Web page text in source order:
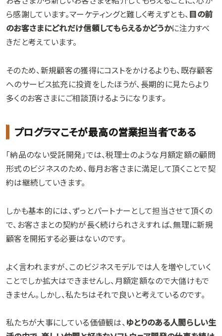
ら感謝しています。マーケティングと難しく考えずとも、目の前
のお客さまにどれだけ信頼してもらえるかどうかに注力すべ
きだと考えています。
そのため、新規顧客の獲得にコストをかけるよりも、既存顧客
へのサービス拡充に投資をしたほうが、長期的に見たらより
多くのお客さまにご相談頂けるようになります。
プログラマこそが最高の営業担当者である
「納品のない受託開発」では、税理士のような月額定額の顧問
形式のビジネスのため、毎月お客さまに満足して頂くことで契
約は継続していきます。
しかも基本的には、ずっとパートナーとして担当させて頂くの
で、お客さまとの契約が長く続けられさえすれば、無理に新規
顧客を開拓する必要はないのです。
よく言われますが、このビジネスモデルでは人を増やしていく
ことでしか拡大はできませんし、月額定額なので大儲けもで
きません。しかし、私たちはそれで良いと考えているのです。
私たちが大事にしている価値観は、ゆとりのある人間らしい生